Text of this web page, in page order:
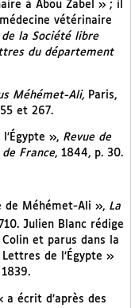
à Abou Zabel » ; il
vétérinaire
de la Société libre
du département
Méhémet-Ali, Paris,
et 267.
», Revue de
France, 1844, p. 30.
de Méhémet-Ali », La
Julien Blanc rédige
et parus dans la
de l’Égypte »
a écrit d’après des